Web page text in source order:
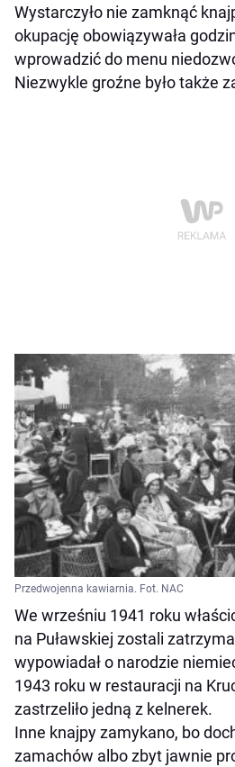
Wystarczyło nie zamknąć
okupację obowiązywała
wprowadzić do menu
Niezwykle groźne było także
Przedwojenna kawiarnia. Fot. NAC
We wrześniu 1941 roku
na Puławskiej zostali
wypowiadał o narodzie
1943 roku w restauracji na
zastrzeliło jedną z kelnerek.
Inne knajpy zamykano, bo
zamachów albo zbyt jawnie